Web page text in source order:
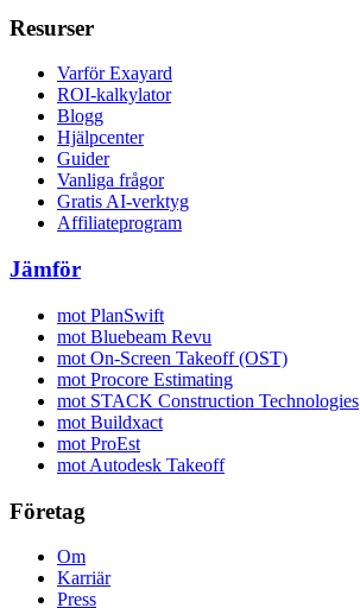
Resurser
Varför Exayard
ROI-kalkylator
Blogg
Hjälpcenter
Guider
Vanliga frågor
Gratis AI-verktyg
Affiliateprogram
Jämför
mot PlanSwift
mot Bluebeam Revu
mot On-Screen Takeoff (OST)
mot Procore Estimating
mot STACK Construction Technologies
mot Buildxact
mot ProEst
mot Autodesk Takeoff
Företag
Om
Karriär
Press